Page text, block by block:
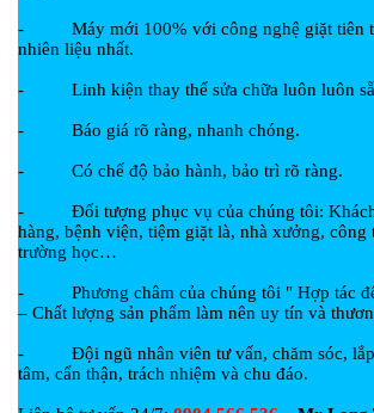
- Máy mới 100% với công nghệ giặt tiên
nhiên liệu nhất.
- Linh kiện thay thế sửa chữa luôn luôn
- Báo giá rõ ràng, nhanh chóng.
- Có chế độ bảo hành, bảo trì rõ ràng.
- Đối tượng phục vụ của chúng tôi: Khách
hàng, bệnh viện, tiệm giặt là, nhà xưởng, công
trường học…
- Phương châm của chúng tôi " Hợp tác để
– Chất lượng sản phẩm làm nên uy tín và
- Đội ngũ nhân viên tư vấn, chăm sóc, lắp
tâm, cẩn thận, trách nhiệm và chu đáo.